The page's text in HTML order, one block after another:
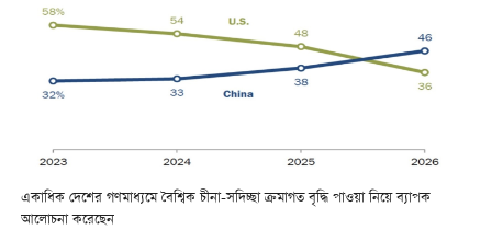
একাধিক দেশের গণমাধ্যমে বৈশ্বিক চীনা-সদিচ্ছা ক্রমাগত বৃদ্ধি পাওয়া নিয়ে ব্যাপক
আলোচনা করেছেন